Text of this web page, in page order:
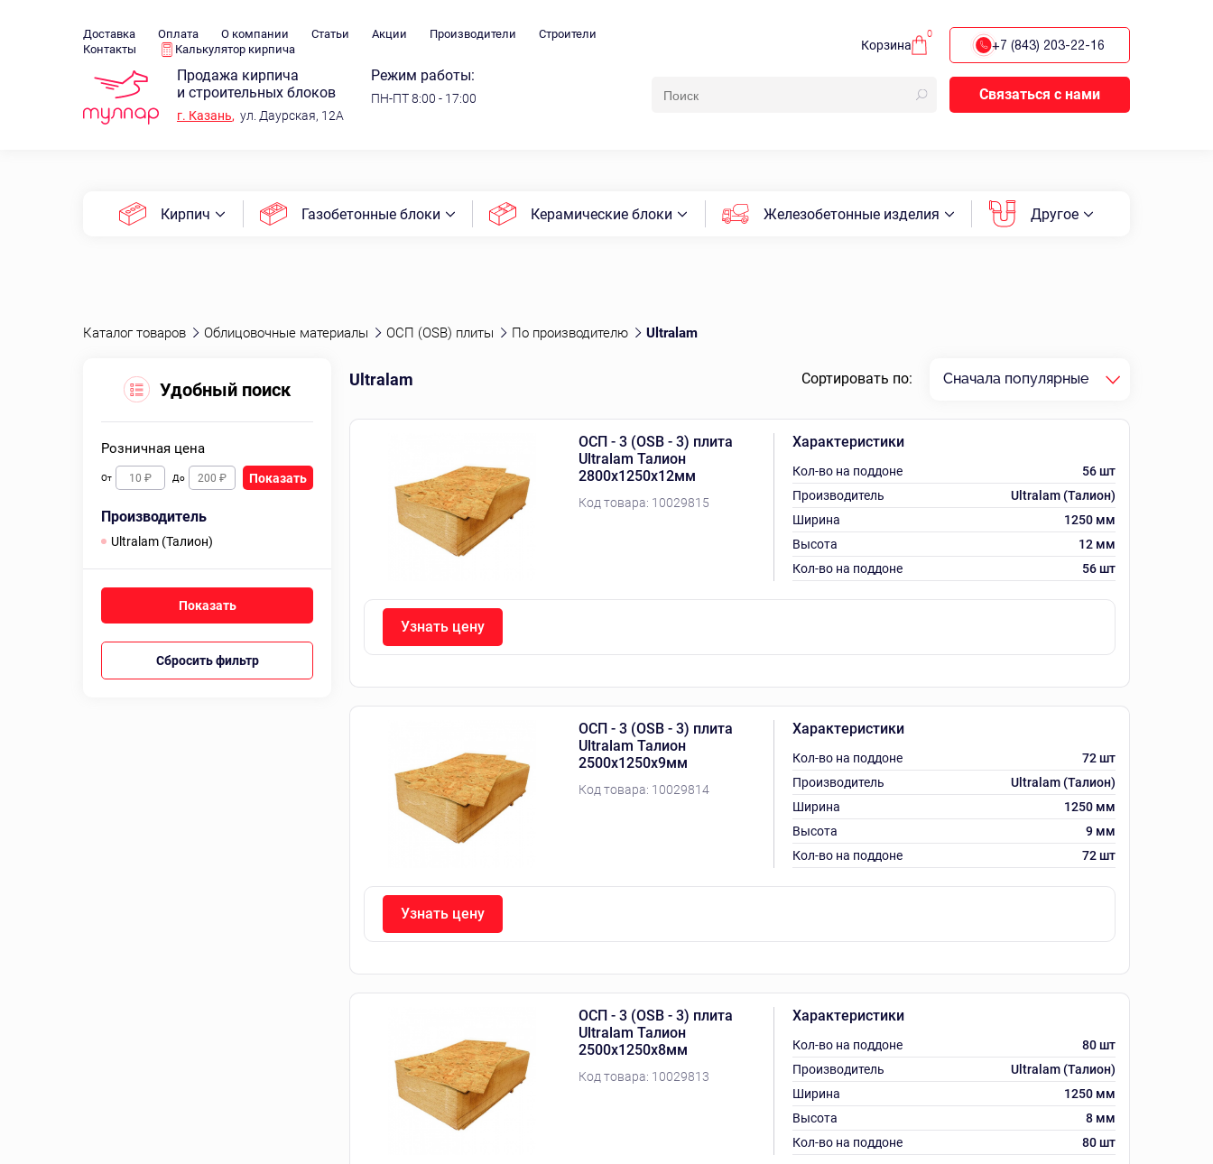
Доставка Оплата О компании Статьи Акции Производители
Строители
Контакты
Калькулятор кирпича Корзина
0
+7 (843) 203-22-16
Продажа кирпича
и строительных блоков
г. Казань, ул. Даурская, 12А
Режим работы:
ПН-ПТ 8:00 - 17:00 Связаться с нами
Кирпич Газобетонные блоки Керамические блоки Железобетонные изделия Другое
Каталог товаров Облицовочные материалы ОСП (OSB) плиты По производителю Ultralam
Удобный поиск
Розничная цена
От До Показать
Производитель
Ultralam (Талион)
Сбросить фильтр
Ultralam Сортировать по: Сначала популярные
ОСП - 3 (OSB - 3) плита
Ultralam Талион
2800х1250х12мм
Код товара: 10029815
Характеристики
Кол-во на поддоне
56 шт
Производитель
Ultralam (Талион)
Ширина
1250 мм
Высота
12 мм
Кол-во на поддоне
56 шт
Узнать цену
ОСП - 3 (OSB - 3) плита
Ultralam Талион
2500х1250х9мм
Код товара: 10029814
Характеристики
Кол-во на поддоне
72 шт
Производитель
Ultralam (Талион)
Ширина
1250 мм
Высота
9 мм
Кол-во на поддоне
72 шт
Узнать цену
ОСП - 3 (OSB - 3) плита
Ultralam Талион
2500х1250х8мм
Код товара: 10029813
Характеристики
Кол-во на поддоне
80 шт
Производитель
Ultralam (Талион)
Ширина
1250 мм
Высота
8 мм
Кол-во на поддоне
80 шт